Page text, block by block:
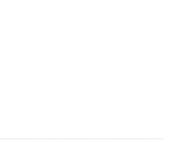
が、梱包がとても素敵でした。プレゼ